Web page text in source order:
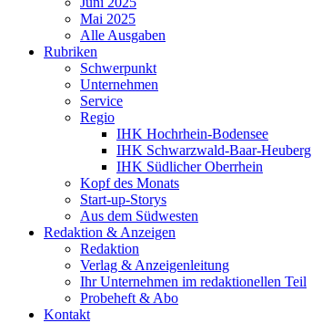
Mai 2025
Alle Ausgaben
Rubriken
Schwerpunkt
Unternehmen
Service
Regio
IHK Hochrhein-Bodensee
IHK Schwarzwald-Baar-Heuberg
IHK Südlicher Oberrhein
Kopf des Monats
Start-up-Storys
Aus dem Südwesten
Redaktion & Anzeigen
Redaktion
Verlag & Anzeigenleitung
Ihr Unternehmen im redaktionellen Teil
Probeheft & Abo
Kontakt